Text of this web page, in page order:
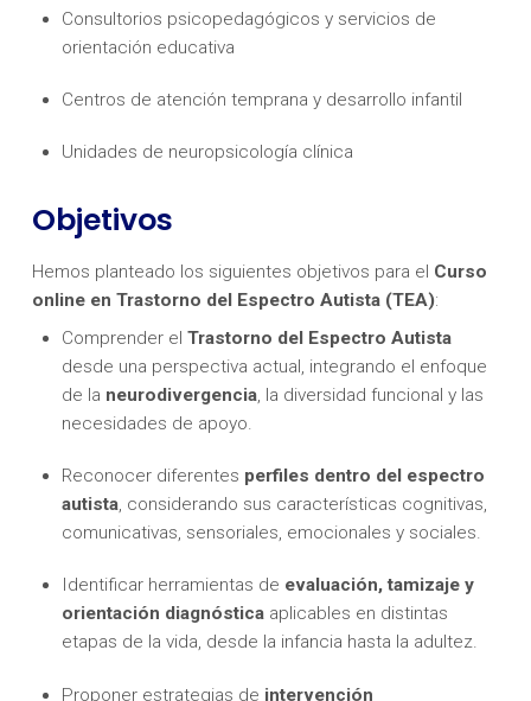
Consultorios psicopedagógicos y servicios de
orientación educativa
Centros de atención temprana y desarrollo infantil
Unidades de neuropsicología clínica
Objetivos
Hemos planteado los siguientes objetivos para el Curso
online en Trastorno del Espectro Autista (TEA):
Comprender elTrastorno del Espectro Autista
desde una perspectiva actual, integrando el enfoque
de la neurodivergencia, la diversidad funcional y las
necesidades de apoyo.
Reconocer diferentes perfiles dentro del espectro
autista, considerando sus características cognitivas,
comunicativas, sensoriales, emocionales y sociales.
Identificar herramientas de evaluación, tamizaje y
orientación diagnóstica aplicables en distintas
etapas de la vida, desde la infancia hasta la adultez.
Proponer estrategias de intervención